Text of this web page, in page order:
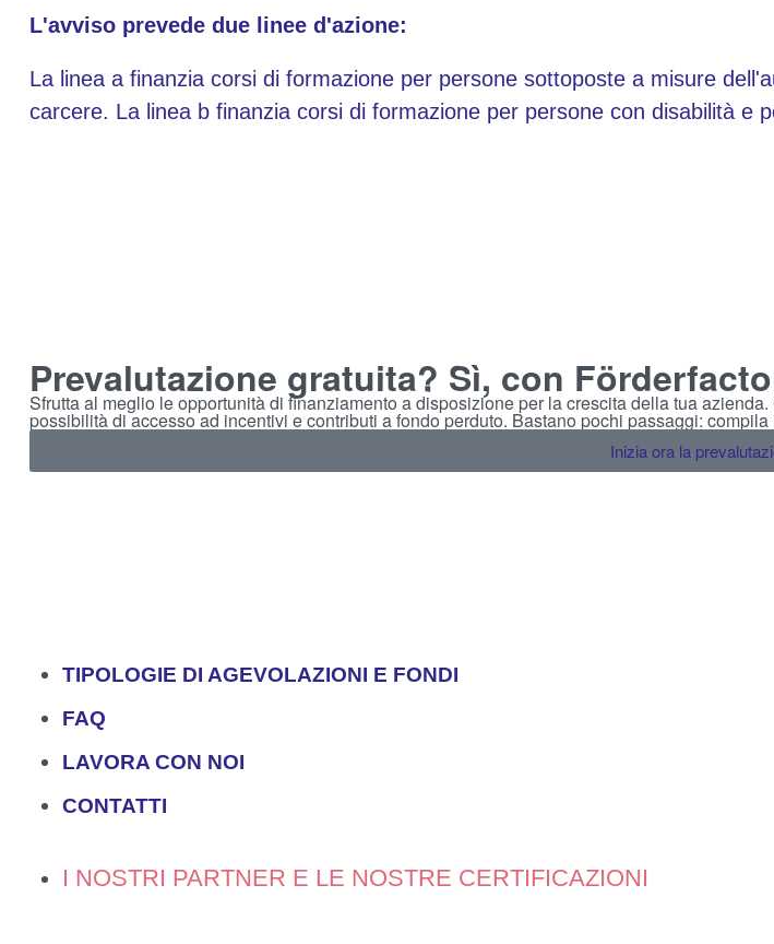
L'avviso prevede due linee d'azione:
La linea a finanzia corsi di formazione per persone sottoposte a misure
carcere. La linea b finanzia corsi di formazione per persone con disabilità e
Prevalutazione gratuita? Sì, con
Sfrutta al meglio le opportunità di finanziamento a disposizione per la crescita della tua
possibilità di accesso ad incentivi e contributi a fondo perduto. Bastano pochi passaggi:
Inizia ora la
TIPOLOGIE DI AGEVOLAZIONI E FONDI
FAQ
LAVORA CON NOI
CONTATTI
I NOSTRI PARTNER E LE NOSTRE CERTIFICAZIONI